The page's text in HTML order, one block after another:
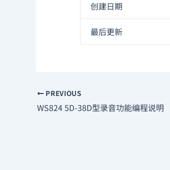
创建日期
最后更新
PREVIOUS
WS824 5D-38D型录音功能编程说明